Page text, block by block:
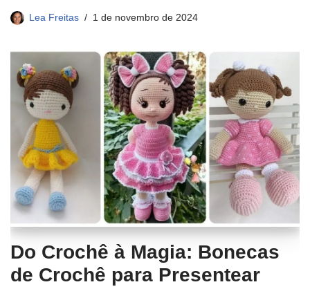
Lea Freitas 1 de novembro de 2024
Do Crochê à Magia: Bonecas
de Crochê para Presentear